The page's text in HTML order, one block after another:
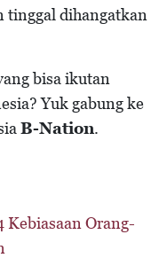
tinggal dihangatkan
bisa ikutan
Yuk gabung ke
B-Nation.
Kebiasaan Orang-